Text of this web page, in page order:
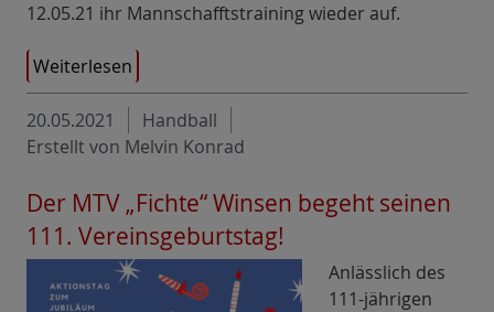
12.05.21 ihr Mannschafftstraining wieder auf.
Weiterlesen
20.05.2021
Handball
Erstellt von Melvin Konrad
Der MTV „Fichte“ Winsen begeht seinen
111. Vereinsgeburtstag!
Anlässlich des
111-jährigen